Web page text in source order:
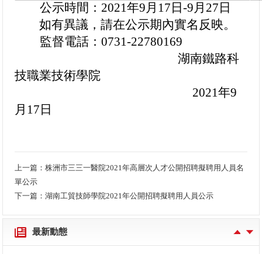
公示時間：2021年9月17日-9月27日
如有異議，請在公示期內實名反映。
監督電話：0731-22780169
湖南鐵路科
技職業技術學院
2021年9
月17日
上一篇：株洲市三三一醫院2021年高層次人才公開招聘擬聘用人員名
單公示
下一篇：湖南工貿技師學院2021年公開招聘擬聘用人員公示
最新動態
衡陽高新投資（集團）有限公司2021年公開招聘工作人員公告
蒸湘區2021年公開招聘社區專職工作者簡章
2021年長沙市重大交通設施建設事務中心公開選調工作人員資格審查的通知